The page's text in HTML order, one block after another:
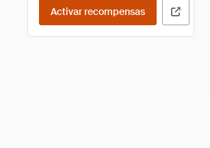
Activar recompensas